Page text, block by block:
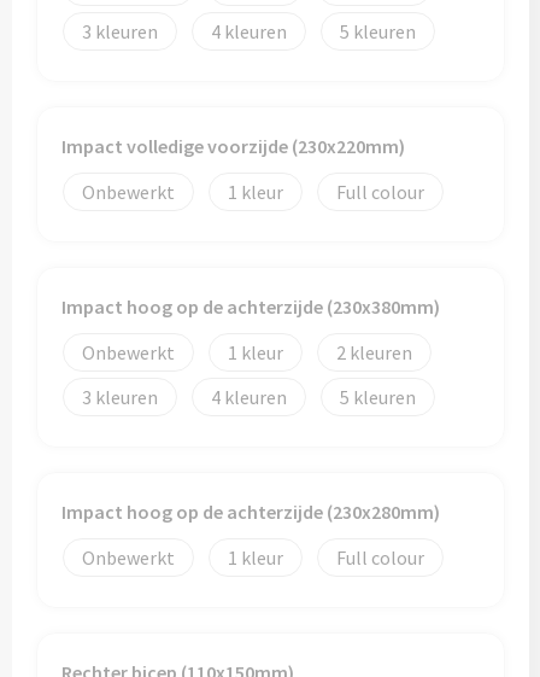
3
4 5
Impact volledige voorzijde (230x220mm)
Onbewerkt
1 Full colour
Impact hoog op de achterzijde (230x380mm)
Onbewerkt
1
2
3
4 5
Impact hoog op de achterzijde (230x280mm)
Onbewerkt
1 Full colour
Rechter bicep (110x150mm)